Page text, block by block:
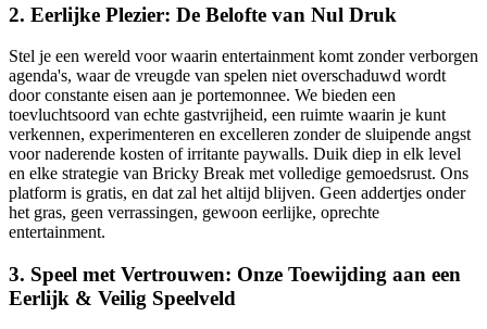
2. Eerlijke Plezier: De Belofte van Nul Druk
Stel je een wereld voor waarin entertainment komt zonder verborgen
agenda's, waar de vreugde van spelen niet overschaduwd wordt
door constante eisen aan je portemonnee. We bieden een
toevluchtsoord van echte gastvrijheid, een ruimte waarin je kunt
verkennen, experimenteren en excelleren zonder de sluipende angst
voor naderende kosten of irritante paywalls. Duik diep in elk level
en elke strategie van Bricky Break met volledige gemoedsrust. Ons
platform is gratis, en dat zal het altijd blijven. Geen addertjes onder
het gras, geen verrassingen, gewoon eerlijke, oprechte
entertainment.
3. Speel met Vertrouwen: Onze Toewijding aan een
Eerlijk & Veilig Speelveld